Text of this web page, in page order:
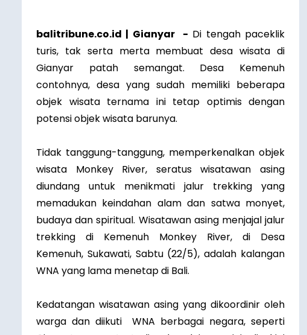
balitribune.co.id | Gianyar - Di tengah paceklik
turis, tak serta merta membuat desa wisata di
Gianyar patah semangat. Desa Kemenuh
contohnya, desa yang sudah memiliki beberapa
objek wisata ternama ini tetap optimis dengan
potensi objek wisata barunya.
Tidak tanggung-tanggung, memperkenalkan objek
wisata Monkey River, seratus wisatawan asing
diundang untuk menikmati jalur trekking yang
memadukan keindahan alam dan satwa monyet,
budaya dan spiritual. Wisatawan asing menjajal jalur
trekking di Kemenuh Monkey River, di Desa
Kemenuh, Sukawati, Sabtu (22/5), adalah kalangan
WNA yang lama menetap di Bali.
Kedatangan wisatawan asing yang dikoordinir oleh
warga dan diikuti WNA berbagai negara, seperti